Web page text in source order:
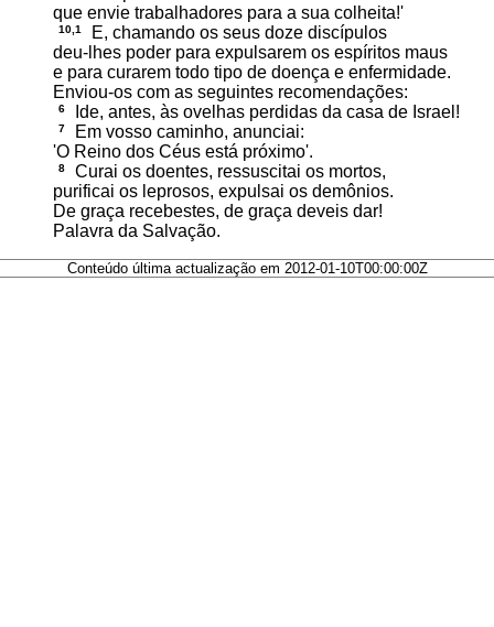
que envie trabalhadores para a sua colheita!'
10,1
E, chamando os seus doze discípulos
deu-lhes poder para expulsarem os espíritos maus
e para curarem todo tipo de doença e enfermidade.
Enviou-os com as seguintes recomendações:
6 Ide, antes, às ovelhas perdidas da casa de Israel!
7
Em vosso caminho, anunciai:
'O Reino dos Céus está próximo'.
8
Curai os doentes, ressuscitai os mortos,
purificai os leprosos, expulsai os demônios.
De graça recebestes, de graça deveis dar!
Palavra da Salvação.
Conteúdo última actualização em 2012-01-10T00:00:00Z